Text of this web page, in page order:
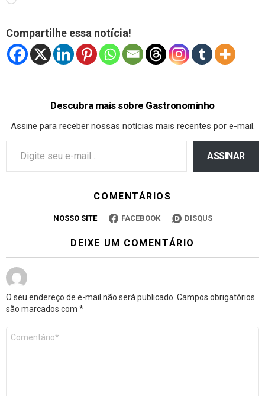
Compartilhe essa notícia!
Descubra mais sobre Gastronominho
Assine para receber nossas notícias mais recentes por e-mail.
ASSINAR
COMENTÁRIOS
NOSSO SITE FACEBOOK DISQUS
DEIXE UM COMENTÁRIO
O seu endereço de e-mail não será publicado. Campos obrigatórios
são marcados com *